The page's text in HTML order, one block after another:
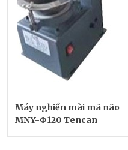
Máy nghiền mài mã não
MNY-Φ120 Tencan